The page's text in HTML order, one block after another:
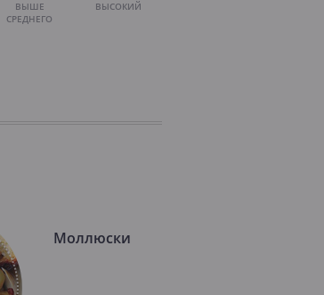
ВЫШЕ
СРЕДНЕГО
ВЫСОКИЙ
Моллюски